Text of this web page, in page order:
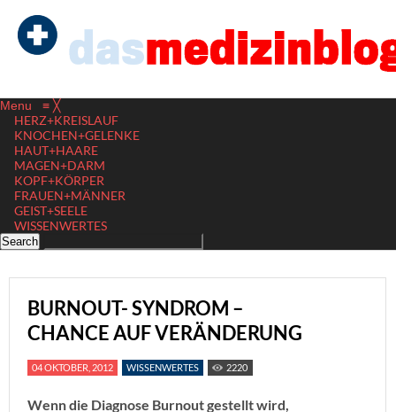
Menu ≡ ╳
HERZ+KREISLAUF
KNOCHEN+GELENKE
HAUT+HAARE
MAGEN+DARM
KOPF+KÖRPER
FRAUEN+MÄNNER
GEIST+SEELE
WISSENWERTES
BURNOUT- SYNDROM –
CHANCE AUF VERÄNDERUNG
04 OKTOBER, 2012 WISSENWERTES 2220
Wenn die Diagnose Burnout gestellt wird,